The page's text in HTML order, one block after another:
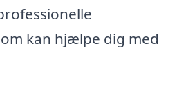
kan hjælpe dig med